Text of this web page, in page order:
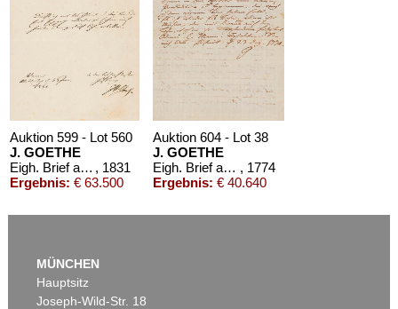
Auktion 599 - Lot 560
J. GOETHE
Eigh. Brief an A. von Humboldt. 1/2 S. , 1831
Ergebnis: € 63.500
Auktion 604 - Lot 38
J. GOETHE
Eigh. Brief an Boie, 1774 , 1774
Ergebnis: € 40.640
MÜNCHEN
Hauptsitz
Joseph-Wild-Str. 18